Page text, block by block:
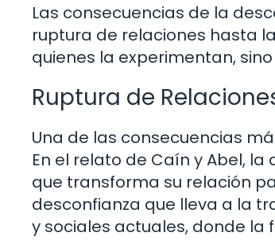
Las consecuencias de la
ruptura de relaciones hasta
quienes la experimentan,
Ruptura de
Una de las consecuencias
En el relato de Caín y Abel,
que transforma su relación
desconfianza que lleva a la
y sociales actuales, donde